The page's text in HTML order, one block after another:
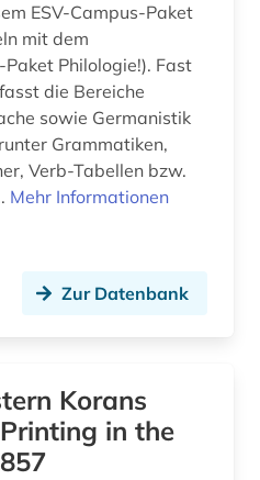
ESV-Campus-Paket
mit dem
Philologie!). Fast
die Bereiche
sowie Germanistik
Grammatiken,
Verb-Tabellen bzw.
Mehr Informationen
Zur Datenbank
Korans
in the